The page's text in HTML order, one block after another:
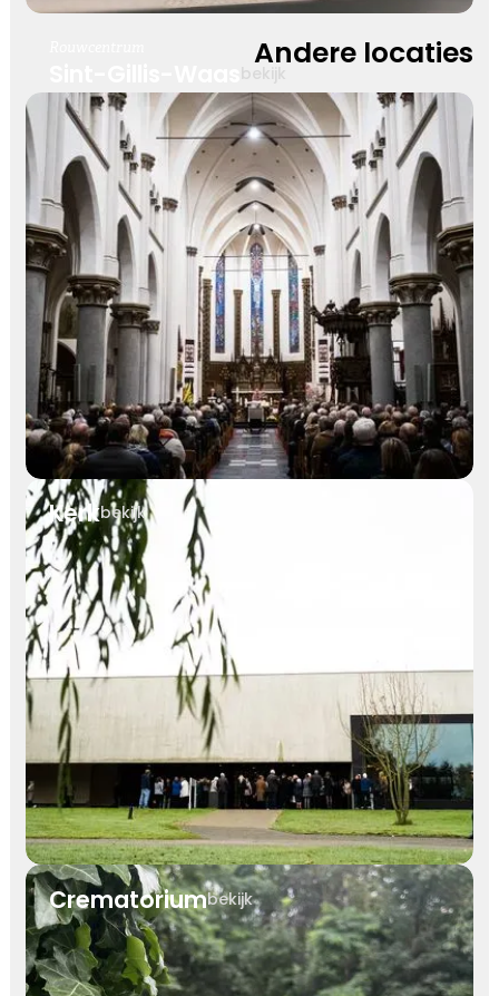
Andere locaties
Kerkbekijk
Crematoriumbekijk